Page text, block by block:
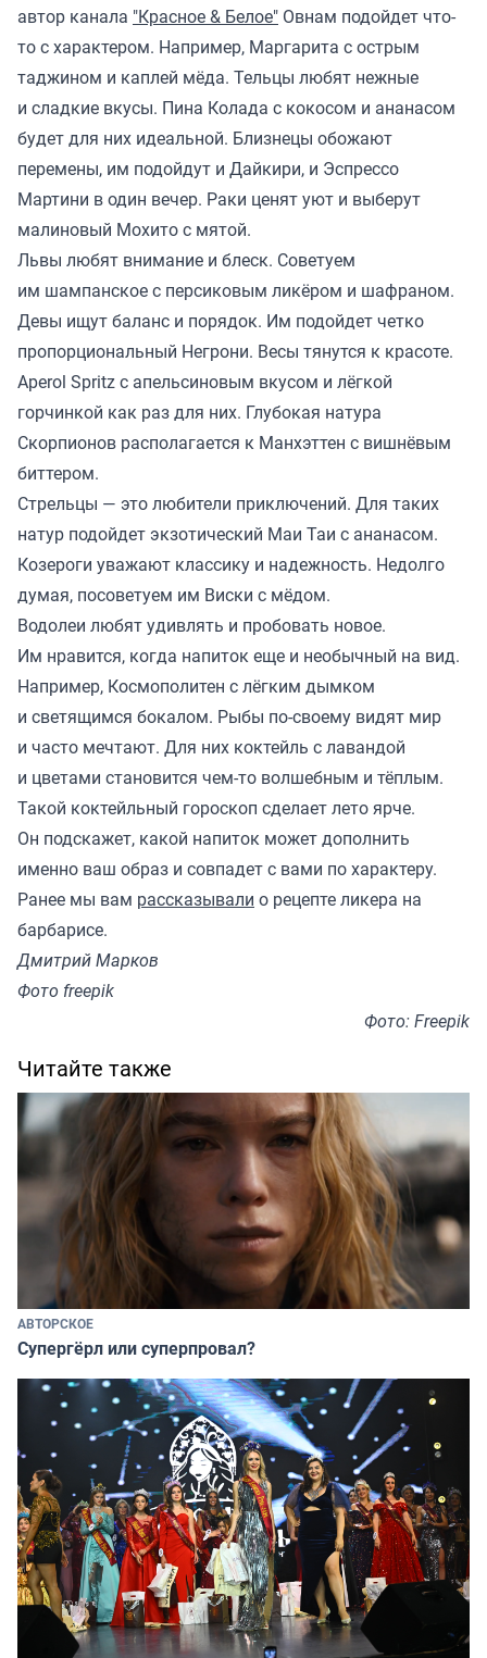
автор канала "Красное & Белое" Овнам подойдет что-
то с характером. Например, Маргарита с острым
таджином и каплей мёда. Тельцы любят нежные
и сладкие вкусы. Пина Колада с кокосом и ананасом
будет для них идеальной. Близнецы обожают
перемены, им подойдут и Дайкири, и Эспрессо
Мартини в один вечер. Раки ценят уют и выберут
малиновый Мохито с мятой.
Львы любят внимание и блеск. Советуем
им шампанское с персиковым ликёром и шафраном.
Девы ищут баланс и порядок. Им подойдет четко
пропорциональный Негрони. Весы тянутся к красоте.
Aperol Spritz с апельсиновым вкусом и лёгкой
горчинкой как раз для них. Глубокая натура
Скорпионов располагается к Манхэттен с вишнёвым
биттером.
Стрельцы — это любители приключений. Для таких
натур подойдет экзотический Маи Таи с ананасом.
Козероги уважают классику и надежность. Недолго
думая, посоветуем им Виски с мёдом.
Водолеи любят удивлять и пробовать новое.
Им нравится, когда напиток еще и необычный на вид.
Например, Космополитен с лёгким дымком
и светящимся бокалом. Рыбы по-своему видят мир
и часто мечтают. Для них коктейль с лавандой
и цветами становится чем-то волшебным и тёплым.
Такой коктейльный гороскоп сделает лето ярче.
Он подскажет, какой напиток может дополнить
именно ваш образ и совпадет с вами по характеру.
Ранее мы вам рассказывали о рецепте ликера на
барбарисе.
Дмитрий Марков
Фото freepik
Фото: Freepik
Читайте также
АВТОРСКОЕ
Супергёрл или суперпровал?